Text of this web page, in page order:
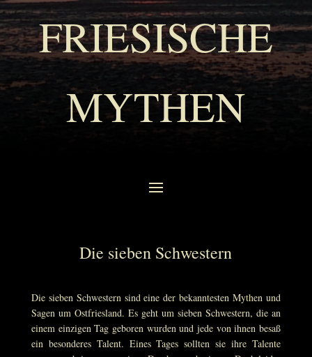
FRIESISCHE
MYTHEN
Die sieben Schwestern
Die sieben Schwestern sind eine der bekanntesten Mythen und
Sagen um Ostfriesland. Es geht um sieben Schwestern, die an
einem einzigen Tag geboren wurden und jede von ihnen besaß
ein besonderes Talent. Eines Tages sollten sie ihre Talente